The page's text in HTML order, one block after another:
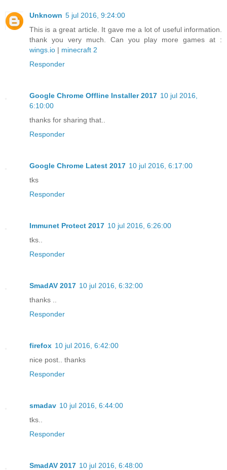
Unknown 5 jul 2016, 9:24:00
This is a great article. It gave me a lot of useful information.
thank you very much. Can you play more games at :
wings.io | minecraft 2
Responder
Google Chrome Offline Installer 2017 10 jul 2016,
6:10:00
thanks for sharing that..
Responder
Google Chrome Latest 2017 10 jul 2016, 6:17:00
tks
Responder
Immunet Protect 2017 10 jul 2016, 6:26:00
tks..
Responder
SmadAV 2017 10 jul 2016, 6:32:00
thanks ..
Responder
firefox 10 jul 2016, 6:42:00
nice post.. thanks
Responder
smadav 10 jul 2016, 6:44:00
tks..
Responder
SmadAV 2017 10 jul 2016, 6:48:00